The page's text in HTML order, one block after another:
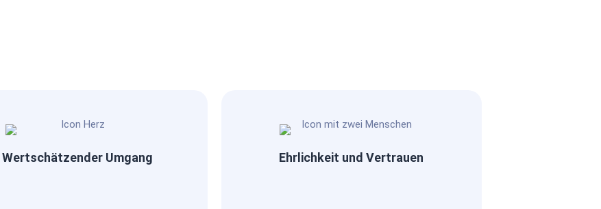
Wertschätzender Umgang Ehrlichkeit und Vertrauen